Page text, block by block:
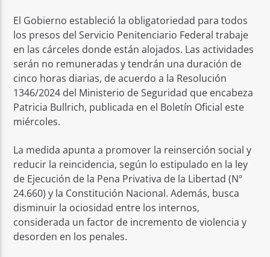
El Gobierno estableció la obligatoriedad para todos
los presos del Servicio Penitenciario Federal trabaje
en las cárceles donde están alojados. Las actividades
serán no remuneradas y tendrán una duración de
cinco horas diarias, de acuerdo a la Resolución
1346/2024 del Ministerio de Seguridad que encabeza
Patricia Bullrich, publicada en el Boletín Oficial este
miércoles.
La medida apunta a promover la reinserción social y
reducir la reincidencia, según lo estipulado en la ley
de Ejecución de la Pena Privativa de la Libertad (Nº
24.660) y la Constitución Nacional. Además, busca
disminuir la ociosidad entre los internos,
considerada un factor de incremento de violencia y
desorden en los penales.